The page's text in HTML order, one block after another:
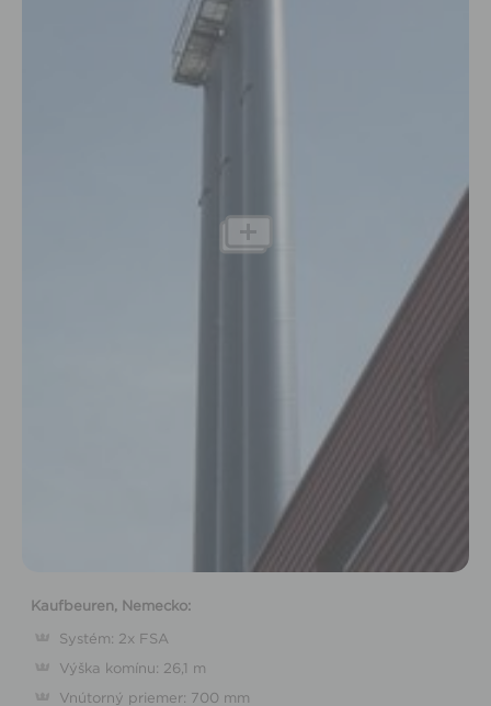
Kaufbeuren, Nemecko:
Systém: 2x FSA
Výška komínu: 26,1 m
Vnútorný priemer: 700 mm